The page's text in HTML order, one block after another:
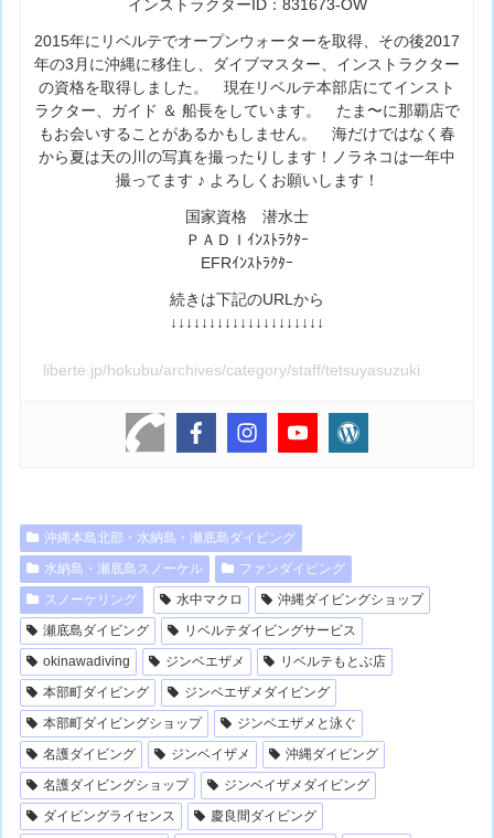
インストラクターID：831673-OW
2015年にリベルテでオープンウォーターを取得、その後2017
年の3月に沖縄に移住し、ダイブマスター、インストラクター
の資格を取得しました。 現在リベルテ本部店にてインスト
ラクター、ガイド ＆ 船長をしています。 たま〜に那覇店で
もお会いすることがあるかもしません。 海だけではなく春
から夏は天の川の写真を撮ったりします！ノラネコは一年中
撮ってます ♪ よろしくお願いします！
国家資格 潜水士
ＰＡＤＩｲﾝｽﾄﾗｸﾀｰ
EFRｲﾝｽﾄﾗｸﾀｰ
続きは下記のURLから
↓↓↓↓↓↓↓↓↓↓↓↓↓↓↓↓↓↓↓↓
liberte.jp/hokubu/archives/category/staff/tetsuyasuzuki
沖縄本島北部・水納島・瀬底島ダイビング
水納島・瀬底島スノーケル
ファンダイビング
スノーケリング
水中マクロ
沖縄ダイビングショップ
瀬底島ダイビング
リベルテダイビングサービス
okinawadiving
ジンベエザメ
リベルテもとぶ店
本部町ダイビング
ジンベエザメダイビング
本部町ダイビングショップ
ジンベエザメと泳ぐ
名護ダイビング
ジンベイザメ
沖縄ダイビング
名護ダイビングショップ
ジンベイザメダイビング
ダイビングライセンス
慶良間ダイビング